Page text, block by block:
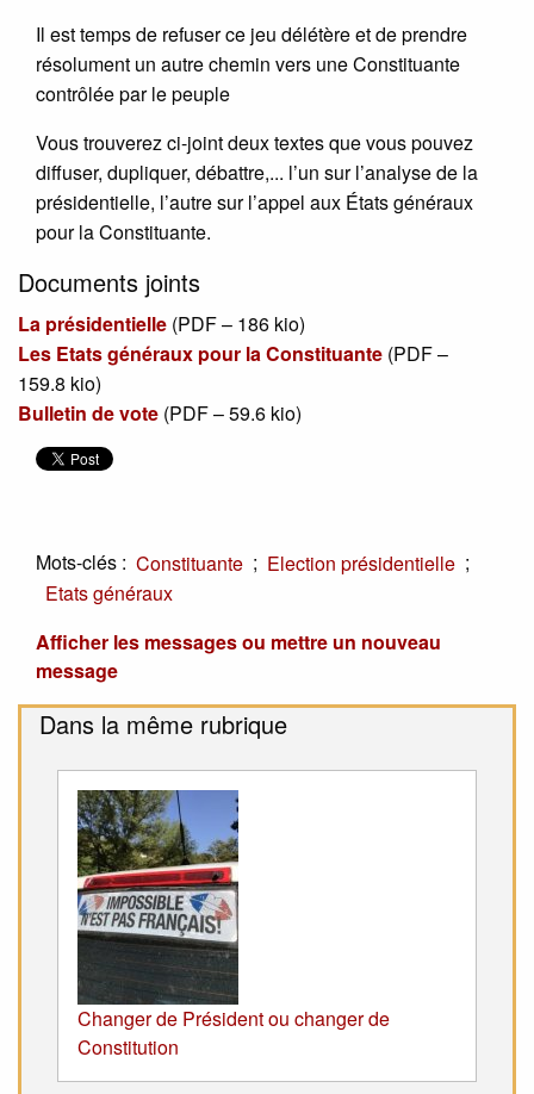
Il est temps de refuser ce jeu délétère et de prendre
résolument un autre chemin vers une Constituante
contrôlée par le peuple
Vous trouverez ci-joint deux textes que vous pouvez
diffuser, dupliquer, débattre,... l’un sur l’analyse de la
présidentielle, l’autre sur l’appel aux États généraux
pour la Constituante.
Documents joints
La présidentielle (PDF – 186 kio)
Les Etats généraux pour la Constituante (PDF –
159.8 kio)
Bulletin de vote (PDF – 59.6 kio)
Mots-clés : Constituante ; Election présidentielle ;
Etats généraux
Afficher les messages ou mettre un nouveau
message
Dans la même rubrique
Changer de Président ou changer de
Constitution